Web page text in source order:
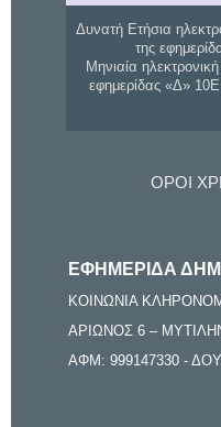
Δυνατή Ετήσια
της
Μηνιαία
εφημερίδας «Δ»
ΟΡΟΙ
ΕΦΗΜΕΡΙΔΑ
ΚΟΙΝΩΝΙΑ
ΑΡΙΩΝΟΣ 6 –
ΑΦΜ: 999147330 -